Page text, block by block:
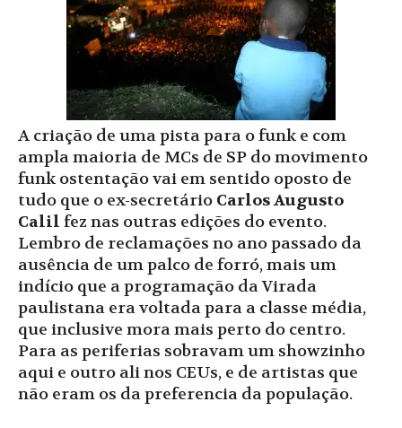
A criação de uma pista para o funk e com
ampla maioria de MCs de SP do movimento
funk ostentação vai em sentido oposto de
tudo que o ex-secretário Carlos Augusto
Calil fez nas outras edições do evento.
Lembro de reclamações no ano passado da
ausência de um palco de forró, mais um
indício que a programação da Virada
paulistana era voltada para a classe média,
que inclusive mora mais perto do centro.
Para as periferias sobravam um showzinho
aqui e outro ali nos CEUs, e de artistas que
não eram os da preferencia da população.